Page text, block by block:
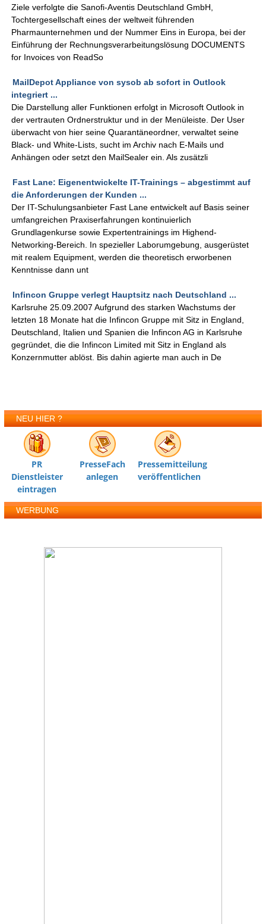
Ziele verfolgte die Sanofi-Aventis Deutschland GmbH,
Tochtergesellschaft eines der weltweit führenden
Pharmaunternehmen und der Nummer Eins in Europa, bei der
Einführung der Rechnungsverarbeitungslösung DOCUMENTS
for Invoices von ReadSo
MailDepot Appliance von sysob ab sofort in Outlook
integriert ...
Die Darstellung aller Funktionen erfolgt in Microsoft Outlook in
der vertrauten Ordnerstruktur und in der Menüleiste. Der User
überwacht von hier seine Quarantäneordner, verwaltet seine
Black- und White-Lists, sucht im Archiv nach E-Mails und
Anhängen oder setzt den MailSealer ein. Als zusätzli
Fast Lane: Eigenentwickelte IT-Trainings – abgestimmt auf
die Anforderungen der Kunden ...
Der IT-Schulungsanbieter Fast Lane entwickelt auf Basis seiner
umfangreichen Praxiserfahrungen kontinuierlich
Grundlagenkurse sowie Expertentrainings im Highend-
Networking-Bereich. In spezieller Laborumgebung, ausgerüstet
mit realem Equipment, werden die theoretisch erworbenen
Kenntnisse dann unt
Infincon Gruppe verlegt Hauptsitz nach Deutschland ...
Karlsruhe 25.09.2007 Aufgrund des starken Wachstums der
letzten 18 Monate hat die Infincon Gruppe mit Sitz in England,
Deutschland, Italien und Spanien die Infincon AG in Karlsruhe
gegründet, die die Infincon Limited mit Sitz in England als
Konzernmutter ablöst. Bis dahin agierte man auch in De
NEU HIER ?
PR
Dienstleister
eintragen
PresseFach
anlegen
Pressemitteilung
veröffentlichen
WERBUNG